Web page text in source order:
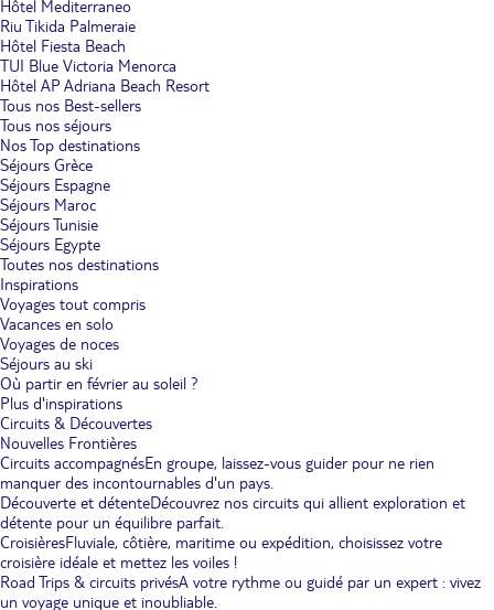
Hôtel Mediterraneo
Riu Tikida Palmeraie
Hôtel Fiesta Beach
TUI Blue Victoria Menorca
Hôtel AP Adriana Beach Resort
Tous nos Best-sellers
Tous nos séjours
Nos Top destinations
Séjours Grèce
Séjours Espagne
Séjours Maroc
Séjours Tunisie
Séjours Egypte
Toutes nos destinations
Inspirations
Voyages tout compris
Vacances en solo
Voyages de noces
Séjours au ski
Où partir en février au soleil ?
Plus d'inspirations
Circuits & Découvertes
Nouvelles Frontières
Circuits accompagnésEn groupe, laissez-vous guider pour ne rien
manquer des incontournables d'un pays.
Découverte et détenteDécouvrez nos circuits qui allient exploration et
détente pour un équilibre parfait.
CroisièresFluviale, côtière, maritime ou expédition, choisissez votre
croisière idéale et mettez les voiles !
Road Trips & circuits privésA votre rythme ou guidé par un expert : vivez
un voyage unique et inoubliable.